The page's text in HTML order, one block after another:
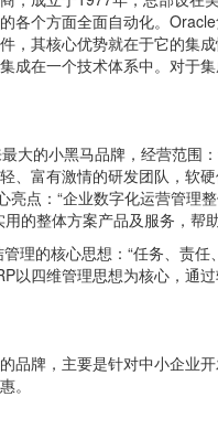
各个方面全面自动化。
，其核心优势就在于它的集
成在一个技术体系中。对于
大的小黑马品牌，经营范围
、富有激情的研发团队，软
亮点：“企业数字化运营管理
的整体方案产品及服务，帮
理的核心思想：“任务、责
以四维管理思想为核心，通
品牌，主要是针对中小企业
。